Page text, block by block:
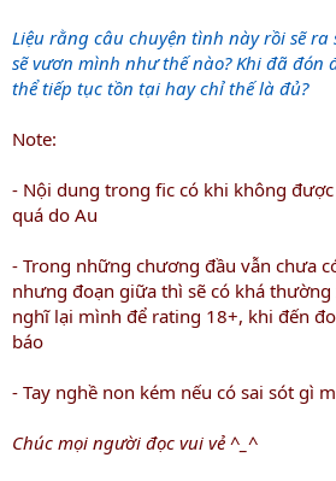
Liệu rằng câu chuyện tình này rồi sẽ ra
sẽ vươn mình như thế nào? Khi đã đón
thể tiếp tục tồn tại hay chỉ thế là đủ?
Note:
- Nội dung trong fic có khi không
quá do Au
- Trong những chương đầu vẫn chưa
nhưng đoạn giữa thì sẽ có khá
nghĩ lại mình để rating 18+, khi đến
báo
- Tay nghề non kém nếu có sai sót gì
Chúc mọi người đọc vui vẻ ^_^